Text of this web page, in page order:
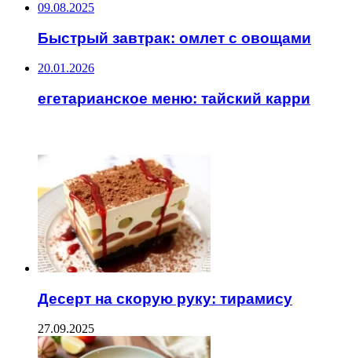
09.08.2025
Быстрый завтрак: омлет с овощами
20.01.2026
егетарианское меню: тайский карри
Десерт на скорую руку: тирамису
27.09.2025